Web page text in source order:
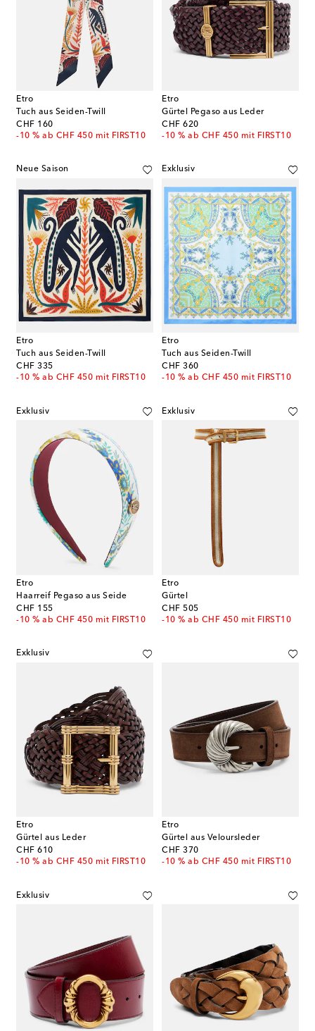
Etro
Tuch aus Seiden-Twill
CHF 160
original price
-10 % ab CHF 450 mit FIRST10
Etro
Gürtel Pegaso aus Leder
CHF 620
original price
-10 % ab CHF 450 mit FIRST10
Neue Saison
Etro
Tuch aus Seiden-Twill
CHF 335
original price
-10 % ab CHF 450 mit FIRST10
Exklusiv
Etro
Tuch aus Seiden-Twill
CHF 360
original price
-10 % ab CHF 450 mit FIRST10
Exklusiv
Etro
Haarreif Pegaso aus Seide
CHF 155
original price
-10 % ab CHF 450 mit FIRST10
Exklusiv
Etro
Gürtel
CHF 505
original price
-10 % ab CHF 450 mit FIRST10
Exklusiv
Etro
Gürtel aus Leder
CHF 610
original price
-10 % ab CHF 450 mit FIRST10
Etro
Gürtel aus Veloursleder
CHF 370
original price
-10 % ab CHF 450 mit FIRST10
Exklusiv